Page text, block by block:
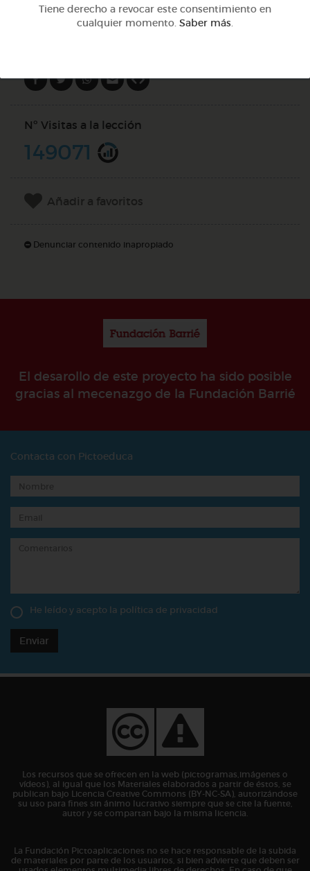
DOCS (4)
Nº Visitas a la lección
149071
Añadir a favoritos
Denunciar contenido inapropiado
El desarollo de este proyecto ha sido posible
gracias al mecenazgo de la Fundación Barrié
Contacta con Pictoeduca
He leído y acepto la política de privacidad
Enviar
Los recursos que se ofrecen en la web (pictogramas,imágenes o
vídeos), al igual que los Materiales elaborados a partir de éstos, se
publican bajo Licencia Creative Commons (BY-NC-SA), autorizándose
su uso para fines sin ánimo lucrativo siempre que se cite la fuente,
autor y se compartan bajo la misma licencia.
La Fundación Pictoaplicaciones no se hace responsable de la subida
de materiales por parte de los usuarios, si bien advierte que deben ser
Tiene derecho a revocar este consentimiento en
cualquier momento. Saber más.